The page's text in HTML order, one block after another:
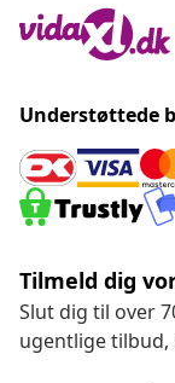
Understøttede
Tilmeld dig
Slut dig til over
ugentlige tilbud,